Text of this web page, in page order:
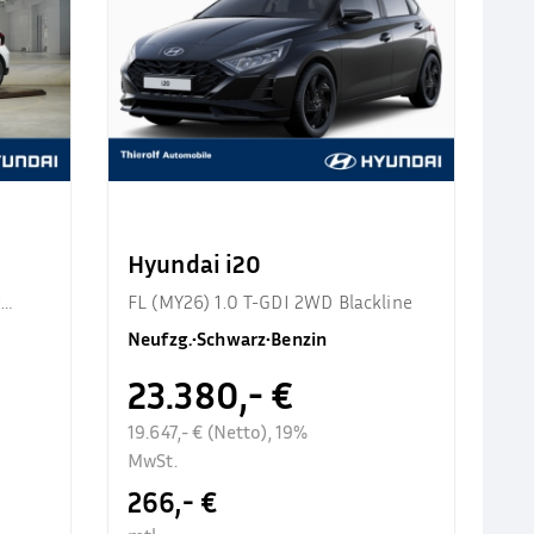
Hyundai i20
FL (MY26) 1.0 T-GDI 2WD Blackline
Neufzg.•Schwarz•Benzin
23.380,- €
19.647,- € (Netto), 19%
MwSt.
266,- €